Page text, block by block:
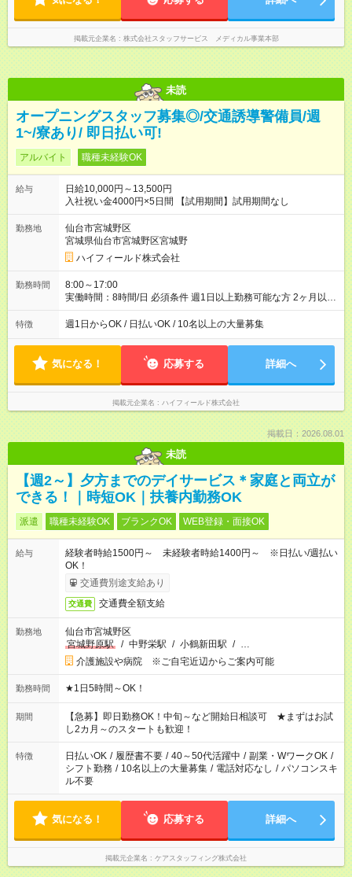
掲載元企業名 株式会社スタッフサービス メディカル事業本部
未読
オープニングスタッフ募集◎/交通誘導警備員/週
1~/寮あり/ 即日払い可!
アルバイト 職種未経験OK
給与
日給10,000円～13,500円
入社祝い金4000円×5日間 【試用期間】試用期間なし
勤務地
仙台市宮城野区
宮城県仙台市宮城野区宮城野
ハイフィールド株式会社
勤務時間
8:00～17:00
実働時間：8時間/日 必須条件 週1日以上勤務可能な方 2ヶ月以上
の勤務が可能な方 ※短期での募集はしておりません
特徴 週1日からOK / 日払いOK / 10名以上の大量募集
気になる！ 応募する 詳細へ
掲載元企業名 ハイフィールド株式会社
掲載日：2026.08.01
未読
【週2～】夕方までのデイサービス＊家庭と両立が
できる！｜時短OK｜扶養内勤務OK
派遣 職種未経験OK ブランクOK WEB登録・面接OK
給与
経験者時給1500円～ 未経験者時給1400円～ ※日払い/週払い
OK！
交通費別途支給あり
交通費 交通費全額支給
勤務地
仙台市宮城野区
宮城野原駅
/ 中野栄駅 / 小鶴新田駅 / …
介護施設や病院 ※ご自宅近辺からご案内可能
勤務時間 ★1日5時間～OK！
期間
【急募】即日勤務OK！中旬～など開始日相談可 ★まずはお試
し2カ月～のスタートも歓迎！
特徴 日払いOK / 履歴書不要 / 40～50代活躍中 / 副業・WワークOK /
シフト勤務 / 10名以上の大量募集 / 電話対応なし / パソコンスキ
ル不要
気になる！ 応募する 詳細へ
掲載元企業名 ケアスタッフィング株式会社